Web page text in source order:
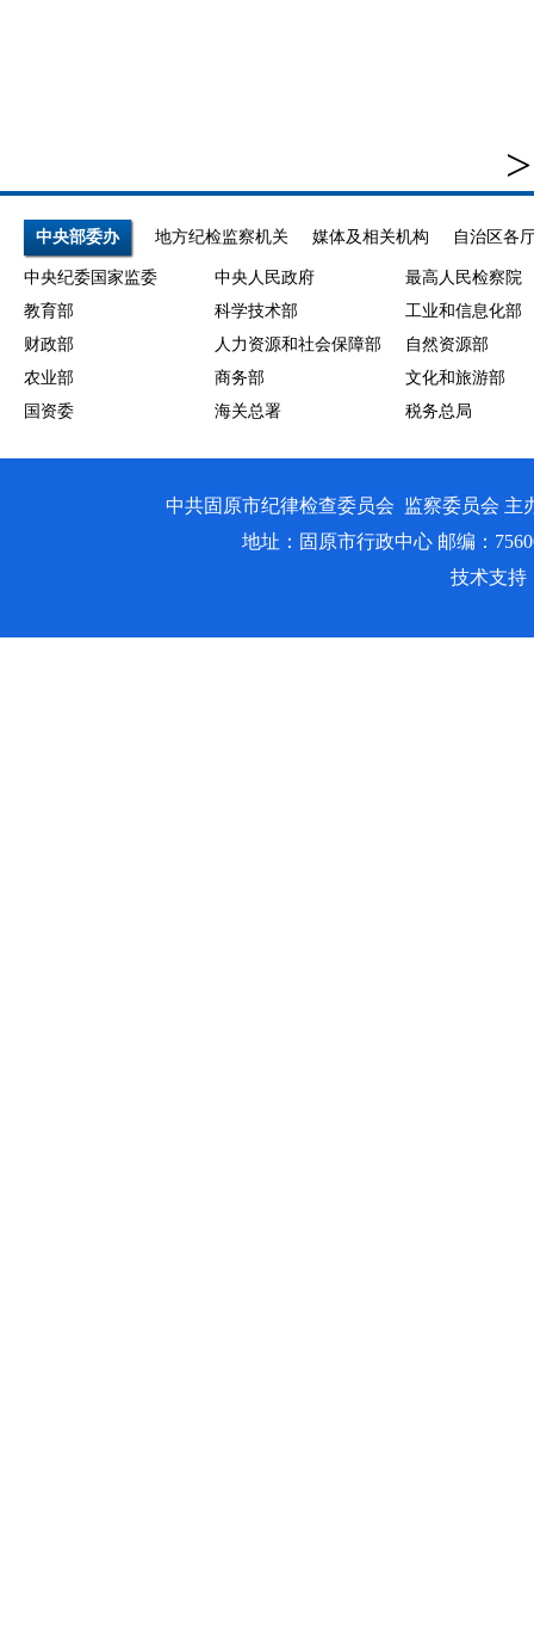
中央部委办 地方纪检监察机关 媒体及相关机构 自治区各
中央纪委国家监委 中央人民政府
最高人民检察院
教育部
科学技术部
工业和信息化部
财政部
人力资源和社会保障部
自然资源部
农业部
商务部
文化和旅游部
国资委
海关总署 税务总局
中共固原市纪律检查委员会 监察委员会
地址：固原市行政中心 邮编：
技术支持